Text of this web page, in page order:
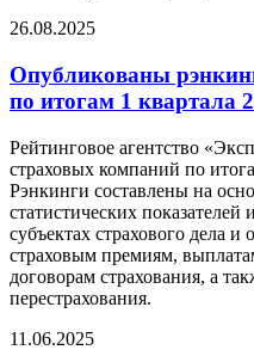
26.08.2025
Опубликованы
по итогам 1 квартала
Рейтинговое агентство
страховых компаний по
Рэнкинги составлены на
статистических
субъектах страхового дела
страховым премиям,
договорам страхования, а
перестрахования.
11.06.2025